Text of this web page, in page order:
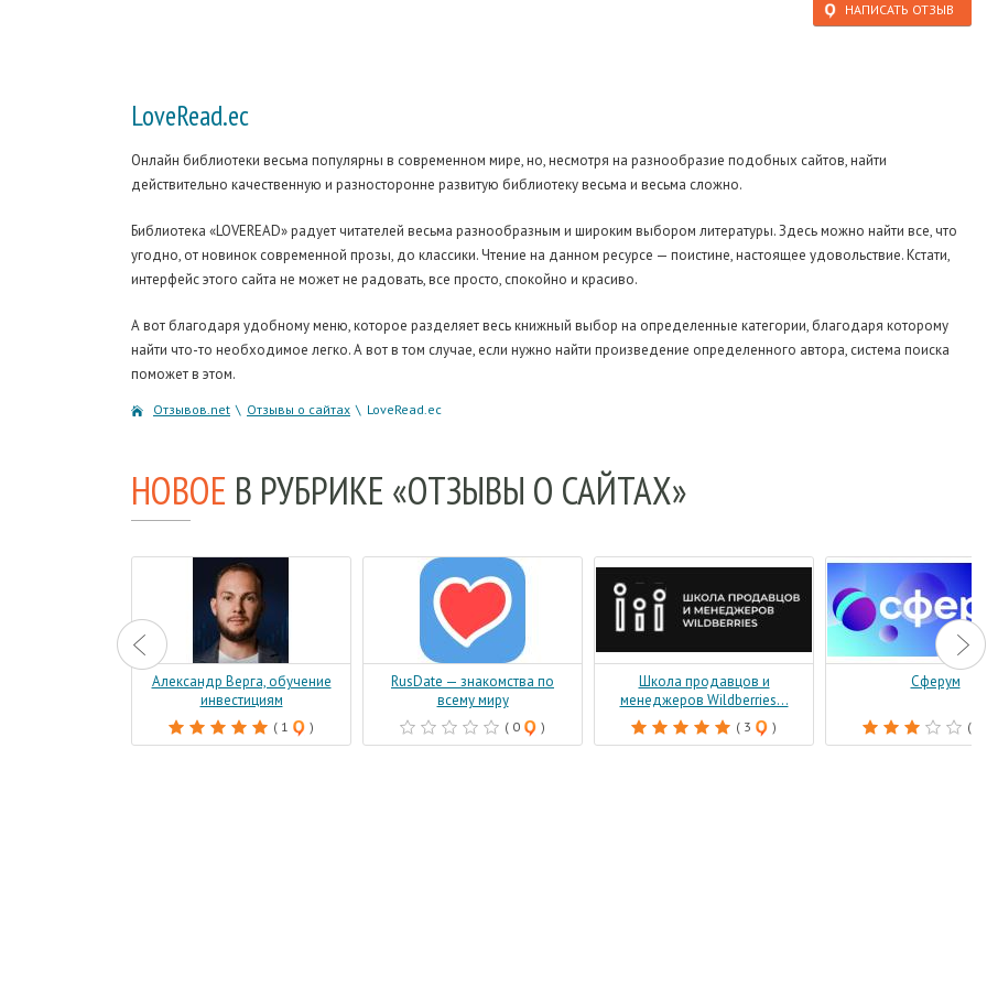
НАПИСАТЬ ОТЗЫВ
LoveRead.ec
Онлайн библиотеки весьма популярны в современном мире, но, несмотря на разнообразие подобных сайтов, найти
действительно качественную и разносторонне развитую библиотекувесьма и весьма сложно.
Библиотека «LOVEREAD» радует читателей весьма разнообразным и широким выбором литературы. Здесь можно найти все, что
угодно, от новинок современной прозы, до классики. Чтение на данном ресурсе — поистине, настоящее удовольствие. Кстати,
интерфейс этого сайта не может не радовать, все просто, спокойно и красиво.
А вот благодаря удобному меню, которое разделяет весь книжный выбор на определенные категории, благодаря которому
найти что-то необходимое легко. А вот в том случае, если нужно найти произведение определенного автора, система поиска
поможет в этом.
Отзывов.net \ Отзывы о сайтах \ LoveRead.ec
НОВОЕ В РУБРИКЕ «ОТЗЫВЫ О САЙТАХ»
Александр Верга, обучение
инвестициям
( 1 )
RusDate — знакомства по
всему миру
( 0 )
Школа продавцов и
менеджеров Wildberries...
( 3 )
Сферум
( 9